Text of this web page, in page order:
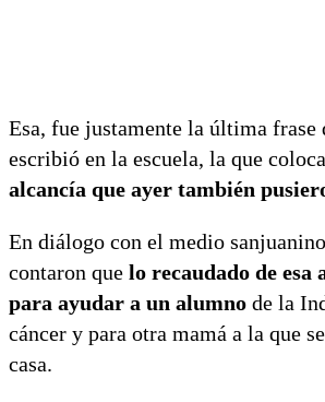
Esa, fue justamente la última frase
escribió en la escuela, la que
alcancía que ayer también
En diálogo con el medio
contaron que lo recaudado de esa
para ayudar a un alumno de la
cáncer y para otra mamá a la que
casa.